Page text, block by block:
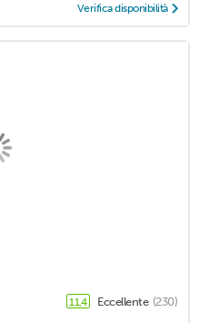
Verifica disponibilità
11,4 Eccellente (230)